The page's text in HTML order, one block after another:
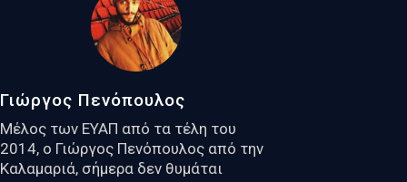
Γιώργος Πενόπουλος
Μέλος των ΕΥΑΠ από τα τέλη του
2014, ο Γιώργος Πενόπουλος από την
Καλαμαριά, σήμερα δεν θυμάται